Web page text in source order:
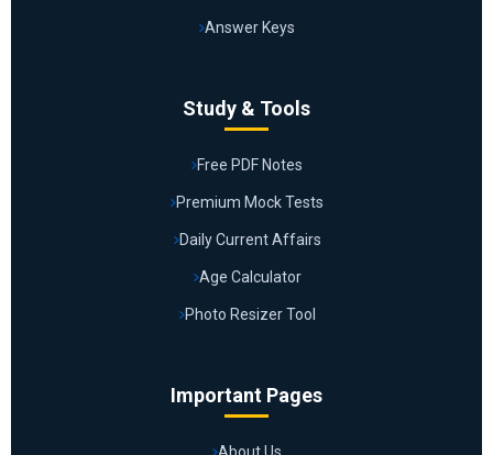
Answer Keys
Study & Tools
Free PDF Notes
Premium Mock Tests
Daily Current Affairs
Age Calculator
Photo Resizer Tool
Important Pages